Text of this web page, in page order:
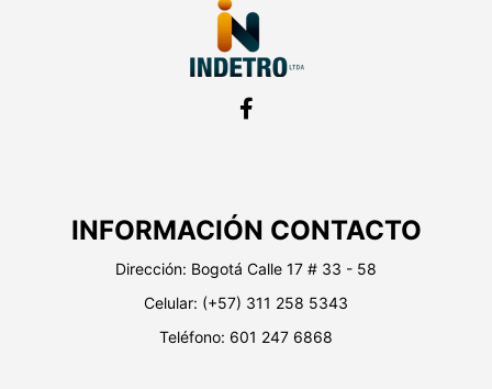
INFORMACIÓN CONTACTO
Dirección: Bogotá Calle 17 # 33 - 58
Celular: (+57) 311 258 5343
Teléfono: 601 247 6868